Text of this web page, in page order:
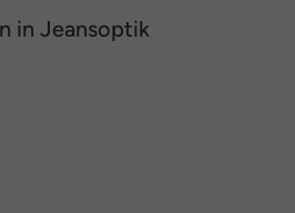
in Jeansoptik